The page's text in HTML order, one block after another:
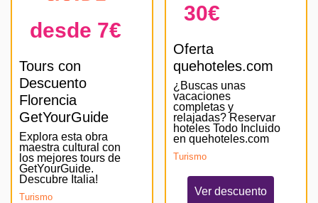
desde 7€
Tours con
Descuento
Florencia
GetYourGuide
Explora esta obra
maestra cultural con
los mejores tours de
GetYourGuide.
Descubre Italia!
Turismo
30€
Oferta
quehoteles.com
¿Buscas unas
vacaciones
completas y
relajadas? Reservar
hoteles Todo Incluido
en quehoteles.com
Turismo
Ver descuento